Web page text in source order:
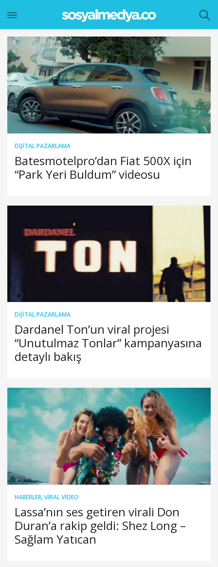
DIJITAL PAZARLAMA
Batesmotelpro’dan Fiat 500X için
“Park Yeri Buldum” videosu
DIJITAL PAZARLAMA
Dardanel Ton’un viral projesi
“Unutulmaz Tonlar” kampanyasına
detaylı bakış
HABERLER,VIRAL VIDEO
Lassa’nın ses getiren virali Don
Duran’a rakip geldi: Shez Long –
Sağlam Yatıcan